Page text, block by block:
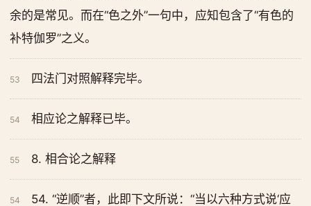
余的是常见。而在“色之外”一句中，应知包含了“有色的
补特伽罗”之义。
53 四法门对照解释完毕。
54 相应论之解释已毕。
55 8. 相合论之解释
54 54. “逆顺”者，此即下文所说：“当以六种方式说‘应